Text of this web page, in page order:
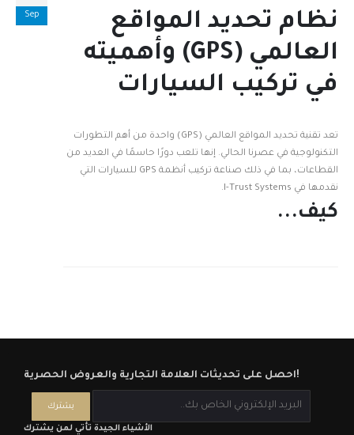
Sep
نظام تحديد المواقع
العالمي (GPS) وأهميته
في تركيب السيارات
تعد تقنية تحديد المواقع العالمي (GPS) واحدة من أهم التطورات
التكنولوجية في عصرنا الحالي. إنها تلعب دورًا حاسمًا في العديد من
القطاعات، بما في ذلك صناعة تركيب أنظمة GPS للسيارات التي
نقدمها في I-Trust Systems.
كيف...
احصل على تحديثات العلامة التجارية والعروض الحصرية!
الأشياء الجيدة تأتي لمن يشترك